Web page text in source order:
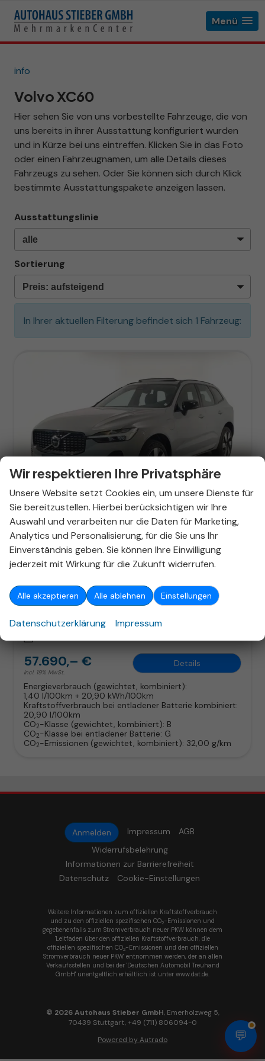
Menü
info
Volvo XC60
Hier sehen Sie von uns vorbestellte Fahrzeuge, die von
uns bereits in ihrer Ausstattung konfiguriert wurden
und in Kürze bei uns eintreffen. Klicken Sie in das Foto
oder einen Fahrzeugnamen, um alle Details dieses
Fahrzeugs zu sehen. Oder Sie können sich durch Klick
bestimmte Ausstattungspakete anzeigen lassen.
Ausstattungslinie
Sortierung
In Ihrer aktuellen Filterung befindet sich 1 Fahrzeug:
ab 370,– € mtl.
Volvo XC60
unverbindliche Lieferzeit:
Fahrzeugnr. 325521 Getriebe
Automatik
Kraftstoff Hybrid Benzin Außenfarbe
Vapour Grey
Leistung 228 kW (310 PS) Kilometerstand 10 km
57.690,– €
incl. 19% MwSt.
Details
Energieverbrauch (gewichtet, kombiniert):
1,40 l/100km + 20,90 kWh/100km
Kraftstoffverbrauch bei entladener Batterie kombiniert:
20,90 l/100km
CO2-Klasse (gewichtet, kombiniert): B
CO2-Klasse bei entladener Batterie: G
CO2-Emissionen (gewichtet, kombiniert): 32,00 g/km
Anmelden Impressum
AGB
Widerrufsbelehrung
Informationen zur Barrierefreiheit
Datenschutz
Cookie-Einstellungen
💬
Weitere Informationen zum offiziellen Kraftstoffverbrauch
und zu den offiziellen spezifischen CO2-Emissionen und
gegebenenfalls zum Stromverbrauch neuer PKW können dem
'Leitfaden über den offiziellen Kraftstoffverbrauch, die
offiziellen spezifischen CO2-Emissionen und den offiziellen
Stromverbrauch neuer PKW' entnommen werden, der an allen
Verkaufsstellen und bei der 'Deutschen Automobil Treuhand
GmbH' unentgeltlich erhältlich ist unter www.dat.de.
© 2026Autohaus Stieber GmbH, Emerholzweg 5,
70439 Stuttgart,+49 (711) 806094-0
Powered by Autrado
Wir respektieren Ihre Privatsphäre
Unsere Website setzt Cookies ein, um unsere Dienste für
Sie bereitzustellen. Hierbei berücksichtigen wir Ihre
Auswahl und verarbeiten nur die Daten für Marketing,
Analytics und Personalisierung, für die Sie uns Ihr
Einverständnis geben. Sie können Ihre Einwilligung
jederzeit mit Wirkung für die Zukunft widerrufen.
Alle akzeptieren Alle ablehnen Einstellungen
Datenschutzerklärung Impressum